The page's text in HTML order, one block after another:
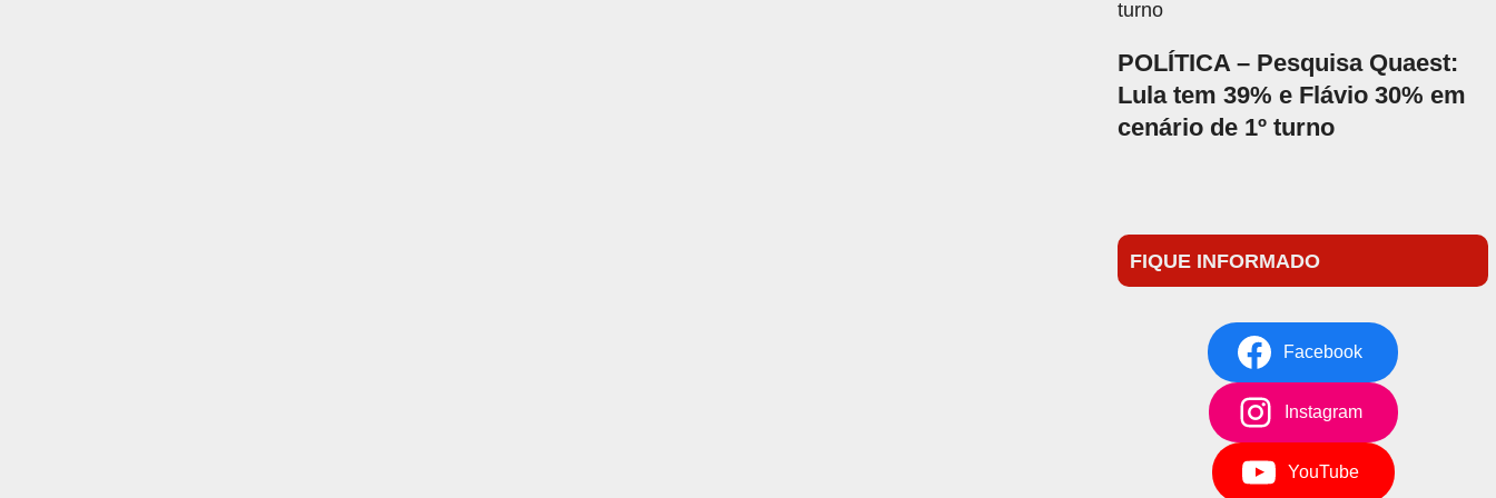
POLÍTICA – Pesquisa Quaest:
Lula tem 39% e Flávio 30% em
cenário de 1º turno
FIQUE INFORMADO
Facebook
Instagram
YouTube